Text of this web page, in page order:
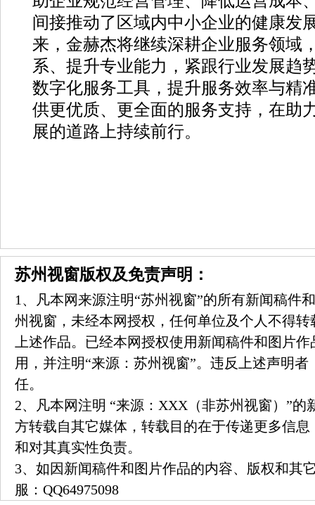
间接推动了区域内中小企业的健康发
来，金赫杰将继续深耕企业服务领域
系、提升专业能力，紧跟行业发展趋
数字化服务工具，提升服务效率与精
供更优质、更全面的服务支持，在助
展的道路上持续前行。
苏州视窗版权及免责声明：
1、凡本网来源注明“苏州视窗”的所有新闻稿件
州视窗，未经本网授权，任何单位及个人不得
上述作品。已经本网授权使用新闻稿件和图片
用，并注明“来源：苏州视窗”。违反上述声明
任。
2、凡本网注明 “来源：XXX（非苏州视窗）”的
方转载自其它媒体，转载目的在于传递更多信
和对其真实性负责。
3、如因新闻稿件和图片作品的内容、版权和其
服： QQ64975098